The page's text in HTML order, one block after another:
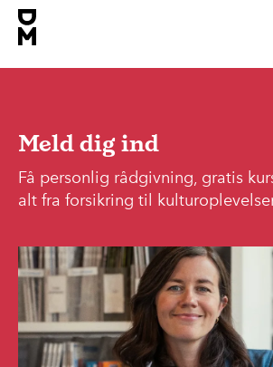
Meld dig ind
Få personlig rådgivning, gratis
alt fra forsikring til